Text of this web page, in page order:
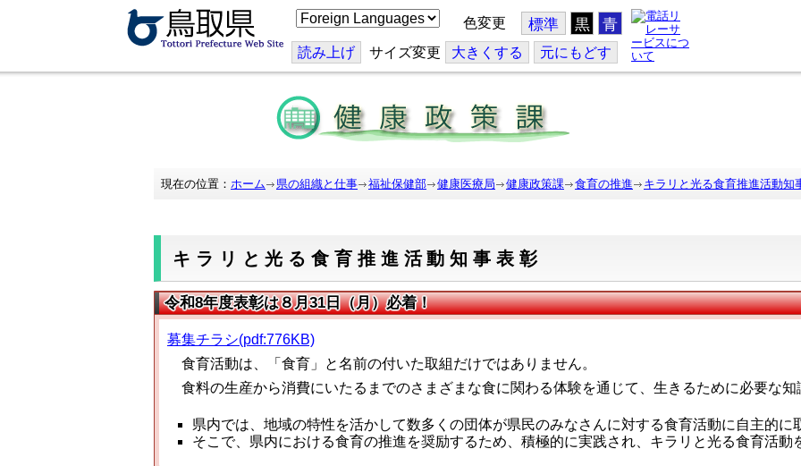
こ
の
ジ
を
訳
す
る
色変更 標準 黒 青
読み上げ サイズ変更 大きくする 元にもどす
現在の位置： ホーム 県の組織と仕事 福祉保健部 健康医療局 健康政策課 食育の推進 キラリと光る食育推進活動知
キラリと光る食育推進活動知事表彰
令和8年度表彰は８月31日（月）必着！
募集チラシ(pdf:776KB)
食育活動は、「食育」と名前の付いた取組だけではありません。
食料の生産から消費にいたるまでのさまざまな食に関わる体験を通じて、生きるために必要な知
県内では、地域の特性を活かして数多くの団体が県民のみなさんに対する食育活動に自主的に
そこで、県内における食育の推進を奨励するため、積極的に実践され、キラリと光る食育活動